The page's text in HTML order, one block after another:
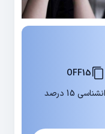
OFF15
در اولین مشاوره آنلاین پزشکی یا روانشناسی 15 درصد